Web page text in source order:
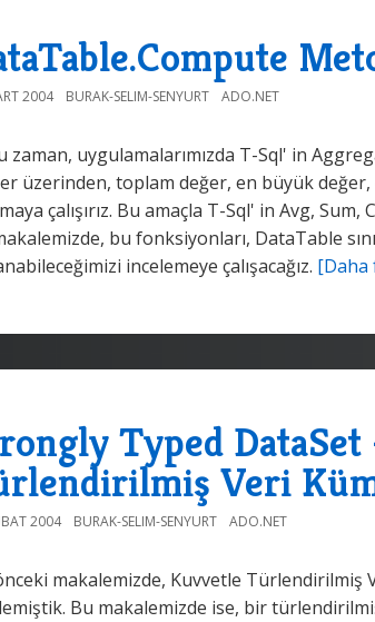
2004 BURAK-SELIM-SENYURT ADO.NET
zaman, uygulamalarımızda T-Sql' in
üzerinden, toplam değer, en büyük
çalışırız. Bu amaçla T-Sql' in Avg,
bu fonksiyonları, DataTable
incelemeye çalışacağız. [Daha
Typed
Veri
2004 BURAK-SELIM-SENYURT ADO.NET
makalemizde, Kuvvetle
Bu makalemizde ise, bir